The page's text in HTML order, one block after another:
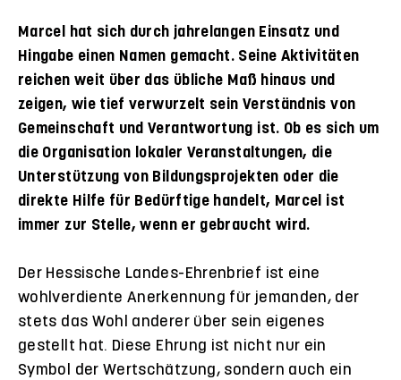
Marcel hat sich durch jahrelangen Einsatz und
Hingabe einen Namen gemacht. Seine Aktivitäten
reichen weit über das übliche Maß hinaus und
zeigen, wie tief verwurzelt sein Verständnis von
Gemeinschaft und Verantwortung ist. Ob es sich um
die Organisation lokaler Veranstaltungen, die
Unterstützung von Bildungsprojekten oder die
direkte Hilfe für Bedürftige handelt, Marcel ist
immer zur Stelle, wenn er gebraucht wird.
Der Hessische Landes-Ehrenbrief ist eine
wohlverdiente Anerkennung für jemanden, der
stets das Wohl anderer über sein eigenes
gestellt hat. Diese Ehrung ist nicht nur ein
Symbol der Wertschätzung, sondern auch ein